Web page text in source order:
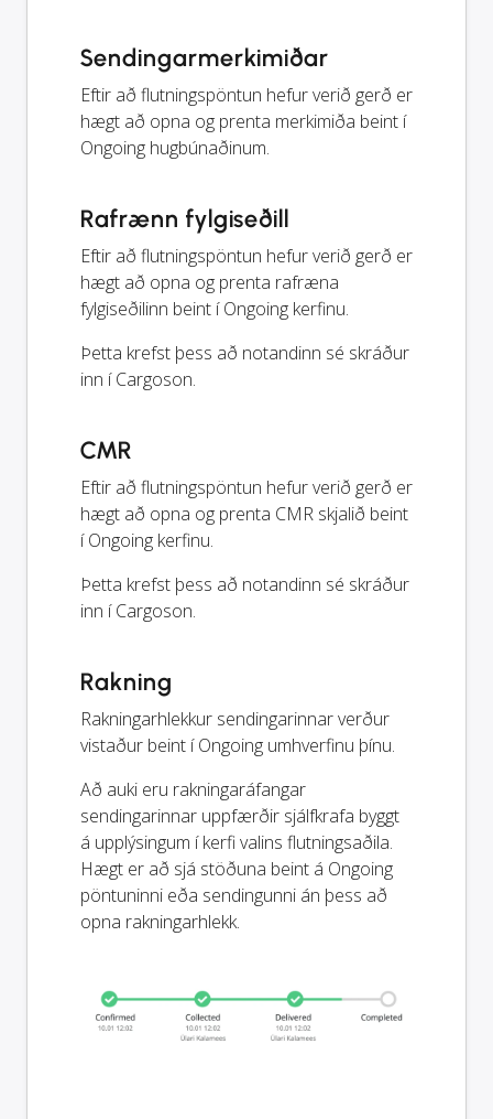
Sendingarmerkimiðar
Eftir að flutningspöntun hefur verið gerð er
hægt að opna og prenta merkimiða beint í
Ongoing hugbúnaðinum.
Rafrænn fylgiseðill
Eftir að flutningspöntun hefur verið gerð er
hægt að opna og prenta rafræna
fylgiseðilinn beint í Ongoing kerfinu.
Þetta krefst þess að notandinn sé skráður
inn í Cargoson.
CMR
Eftir að flutningspöntun hefur verið gerð er
hægt að opna og prenta CMR skjalið beint
í Ongoing kerfinu.
Þetta krefst þess að notandinn sé skráður
inn í Cargoson.
Rakning
Rakningarhlekkur sendingarinnar verður
vistaður beint í Ongoing umhverfinu þínu.
Að auki eru rakningaráfangar
sendingarinnar uppfærðir sjálfkrafa byggt
á upplýsingum í kerfi valins flutningsaðila.
Hægt er að sjá stöðuna beint á Ongoing
pöntuninni eða sendingunni án þess að
opna rakningarhlekk.